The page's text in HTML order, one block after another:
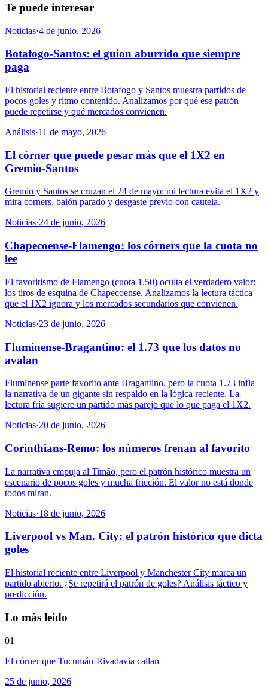
Te puede interesar
Noticias·4 de junio, 2026
Botafogo-Santos: el guion aburrido que siempre
paga
El historial reciente entre Botafogo y Santos muestra partidos de
pocos goles y ritmo contenido. Analizamos por qué ese patrón
puede repetirse y qué mercados convienen.
Análisis·11 de mayo, 2026
El córner que puede pesar más que el 1X2 en
Gremio-Santos
Gremio y Santos se cruzan el 24 de mayo: mi lectura evita el 1X2 y
mira corners, balón parado y desgaste previo con cautela.
Noticias·24 de junio, 2026
Chapecoense-Flamengo: los córners que la cuota no
lee
El favoritismo de Flamengo (cuota 1.50) oculta el verdadero valor:
los tiros de esquina de Chapecoense. Analizamos la lectura táctica
que el 1X2 ignora y los mercados secundarios que convienen.
Noticias·23 de junio, 2026
Fluminense-Bragantino: el 1.73 que los datos no
avalan
Fluminense parte favorito ante Bragantino, pero la cuota 1.73 infla
la narrativa de un gigante sin respaldo en la lógica reciente. La
lectura fría sugiere un partido más parejo que lo que paga el 1X2.
Noticias·20 de junio, 2026
Corinthians-Remo: los números frenan al favorito
La narrativa empuja al Timão, pero el patrón histórico muestra un
escenario de pocos goles y mucha fricción. El valor no está donde
todos miran.
Noticias·18 de junio, 2026
Liverpool vs Man. City: el patrón histórico que dicta
goles
El historial reciente entre Liverpool y Manchester City marca un
partido abierto. ¿Se repetirá el patrón de goles? Análisis táctico y
predicción.
Lo más leído
01
El córner que Tucumán-Rivadavia callan
25 de junio, 2026